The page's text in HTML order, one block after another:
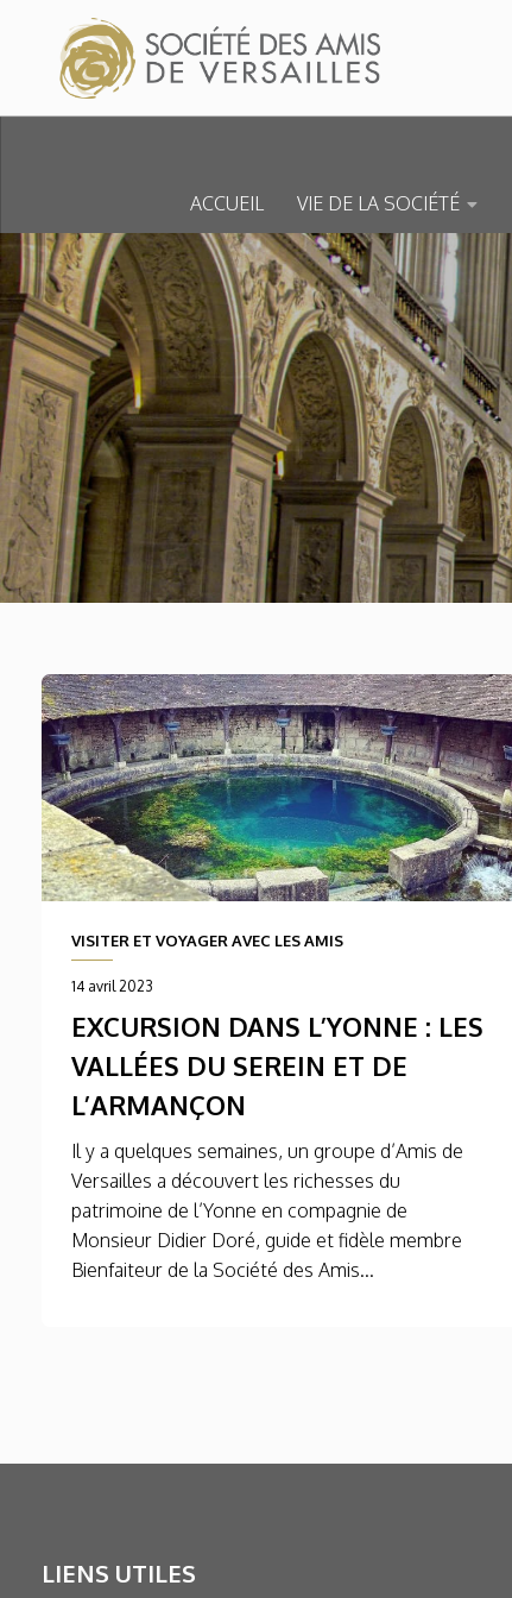
Skip to content
ACCUEIL VIE DE LA SOCIÉTÉ
VISITER ET VOYAGER AVEC LES AMIS
14 avril 2023
EXCURSION DANS L’YONNE : LES
VALLÉES DU SEREIN ET DE
L’ARMANÇON
Il y a quelques semaines, un groupe d’Amis de
Versailles a découvert les richesses du
patrimoine de l’Yonne en compagnie de
Monsieur Didier Doré, guide et fidèle membre
Bienfaiteur de la Société des Amis...
LIENS UTILES